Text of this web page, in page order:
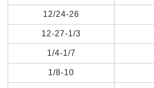
12/24-26
12-27-1/3
1/4-1/7
1/8-10